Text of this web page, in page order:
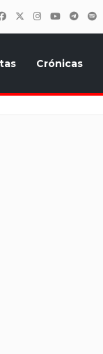
Crónicas